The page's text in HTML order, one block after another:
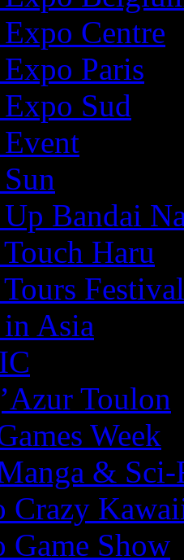
Expo Centre
Expo Paris
Expo Sud
Event
Bandai
Haru
Tours Festival
Asia
Toulon
Week
&
Crazy
Game Show